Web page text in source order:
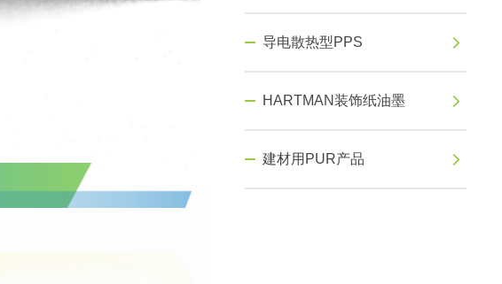
导电散热型PPS
HARTMAN装饰纸油墨
建材用PUR产品